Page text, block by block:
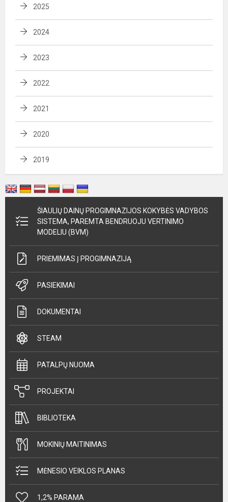
2025
2024
2023
2022
2021
2020
2019
ŠIAULIŲ DAINŲ PROGIMNAZIJOS KOKYBĖS VADYBOS
SISTEMA, PAREMTA BENDRUOJU VERTINIMO
MODELIU (BVM)
PRIĖMIMAS Į PROGIMNAZIJĄ
PASIEKIMAI
DOKUMENTAI
STEAM
PATALPŲ NUOMA
PROJEKTAI
BIBLIOTEKA
MOKINIŲ MAITINIMAS
MĖNESIO VEIKLOS PLANAS
1,2% PARAMA